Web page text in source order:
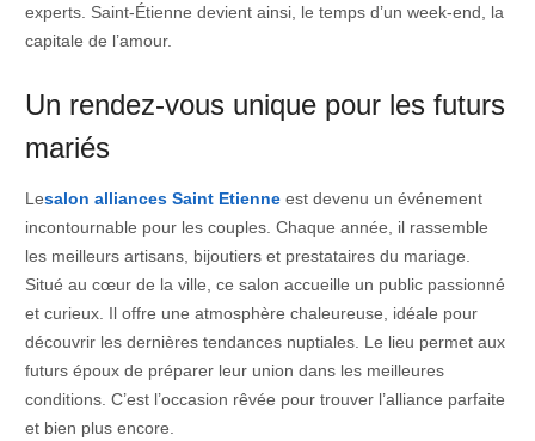
experts. Saint-Étienne devient ainsi, le temps d’un week-end, la
capitale de l’amour.
Un rendez-vous unique pour les futurs
mariés
Lesalon alliances Saint Etienneest devenu un événement
incontournable pour les couples. Chaque année, il rassemble
les meilleurs artisans, bijoutiers et prestataires du mariage.
Situé au cœur de la ville, ce salon accueille un public passionné
et curieux. Il offre une atmosphère chaleureuse, idéale pour
découvrir les dernières tendances nuptiales. Le lieu permet aux
futurs époux de préparer leur union dans les meilleures
conditions. C’est l’occasion rêvée pour trouver l’alliance parfaite
et bien plus encore.